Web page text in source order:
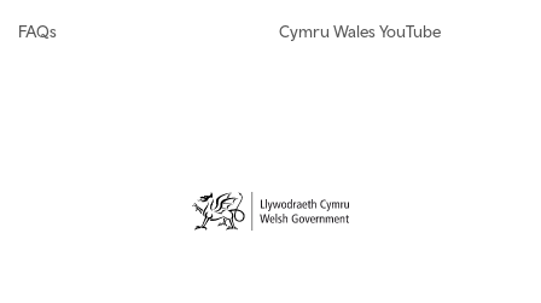
FAQs Cymru Wales YouTube